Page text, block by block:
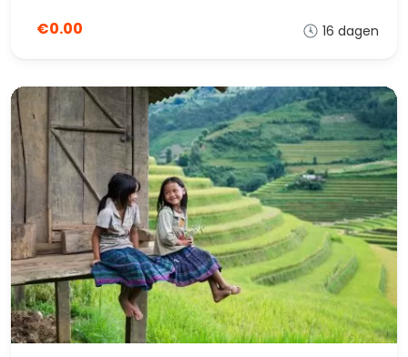
€0.00 16 dagen